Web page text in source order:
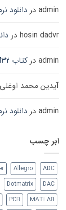
admin در دانلود
hosin dadvr در
admin در کتاب STM32 دیباگران
آیدین محمد اوغلی
admin در دانلود
ابر چسب
ADC
Allegro
DAC
Dotmatrix
MATLAB
PCB